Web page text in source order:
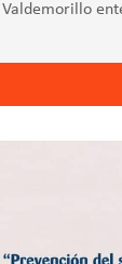
Valdemorillo
nuestros
la
vida